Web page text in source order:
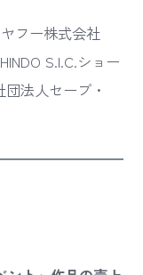
フー株式会社
S.I.C.ショー
団法人セーブ・